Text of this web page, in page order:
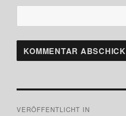
VERÖFFENTLICHT IN